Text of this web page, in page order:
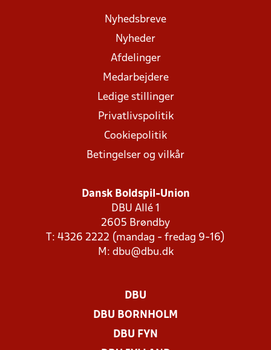
Nyhedsbreve
Nyheder
Afdelinger
Medarbejdere
Ledige stillinger
Privatlivspolitik
Cookiepolitik
Betingelser og vilkår
Dansk Boldspil-Union
DBU Allé 1
2605 Brøndby
T: 4326 2222 (mandag - fredag 9-16)
M: dbu@dbu.dk
DBU
DBU BORNHOLM
DBU FYN